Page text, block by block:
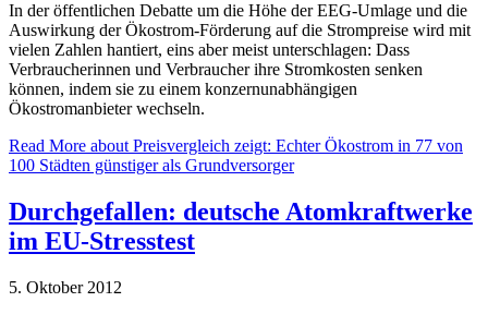
In der öffentlichen Debatte um die Höhe der EEG-Umlage und die
Auswirkung der Ökostrom-Förderung auf die Strompreise wird mit
vielen Zahlen hantiert, eins aber meist unterschlagen: Dass
Verbraucherinnen und Verbraucher ihre Stromkosten senken
können, indem sie zu einem konzernunabhängigen
Ökostromanbieter wechseln.
Read More about Preisvergleich zeigt: Echter Ökostrom in 77 von
100 Städten günstiger als Grundversorger
Durchgefallen: deutsche Atomkraftwerke
im EU-Stresstest
5. Oktober 2012